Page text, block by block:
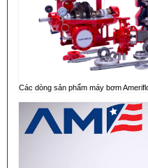
Các dòng sản phẩm máy bơm